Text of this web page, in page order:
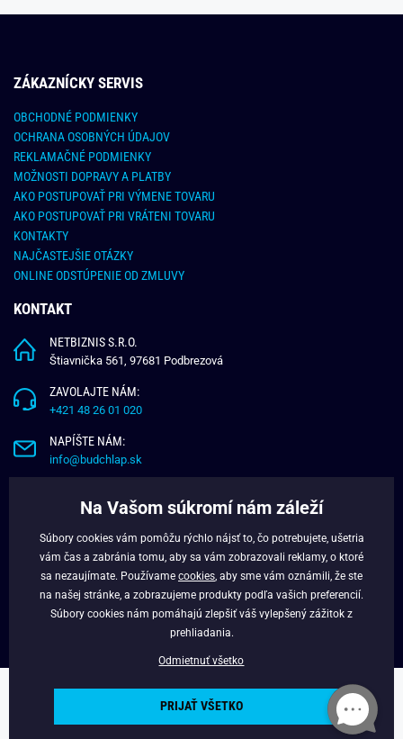
ZÁKAZNÍCKY SERVIS
OBCHODNÉ PODMIENKY
OCHRANA OSOBNÝCH ÚDAJOV
REKLAMAČNÉ PODMIENKY
MOŽNOSTI DOPRAVY A PLATBY
AKO POSTUPOVAŤ PRI VÝMENE TOVARU
AKO POSTUPOVAŤ PRI VRÁTENI TOVARU
KONTAKTY
NAJČASTEJŠIE OTÁZKY
ONLINE ODSTÚPENIE OD ZMLUVY
KONTAKT
NETBIZNIS S.R.O.
Štiavnička 561, 97681 Podbrezová
ZAVOLAJTE NÁM:
+421 48 26 01 020
NAPÍŠTE NÁM:
info@budchlap.sk
VERNOSTNÝ PROGRAM
FACEBOOK
Copyright © 2025 - Budchlap.sk Všetky práva vyhradené. webdesign ©
litvanyi.sk
Na Vašom súkromí nám záleží
Súbory cookies vám pomôžu rýchlo nájsť to, čo potrebujete, ušetria
vám čas a zabránia tomu, aby sa vám zobrazovali reklamy, o ktoré
sa nezaujímate. Používame cookies , aby sme vám oznámili, že ste
na našej stránke, a zobrazujeme produkty podľa vašich preferencií.
Súbory cookies nám pomáhajú zlepšiť váš vylepšený zážitok z
prehliadania.
Odmietnuť všetko
PRIJAŤ VŠETKO